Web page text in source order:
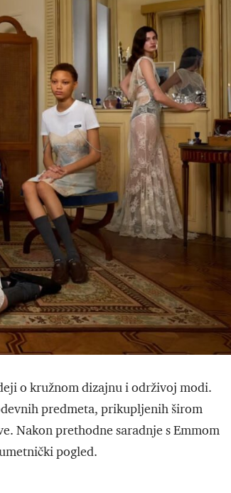
o kružnom dizajnu i održivoj modi.
predmeta, prikupljenih širom
Nakon prethodne saradnje s Emmom
pogled.